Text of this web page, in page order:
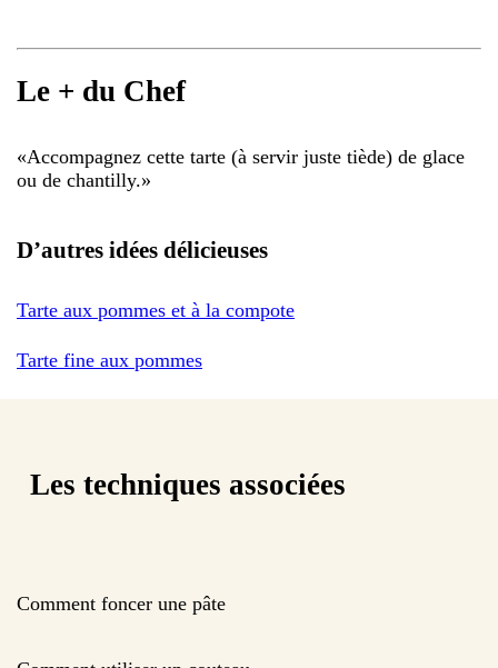
Le + du Chef
«Accompagnez cette tarte (à servir juste tiède) de glace
ou de chantilly.»
D’autres idées délicieuses
Tarte aux pommes et à la compote
Tarte fine aux pommes
Les techniques associées
Comment foncer une pâte